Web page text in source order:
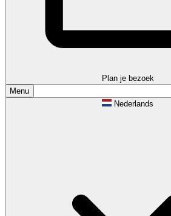
Plan je bezoek
Menu
Nederlands